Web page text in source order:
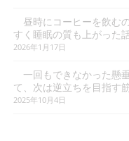
昼時にコーヒーを飲む
すく睡眠の質も上がった
2026年1月17日
一回もできなかった懸
て、次は逆立ちを目指す
2025年10月4日